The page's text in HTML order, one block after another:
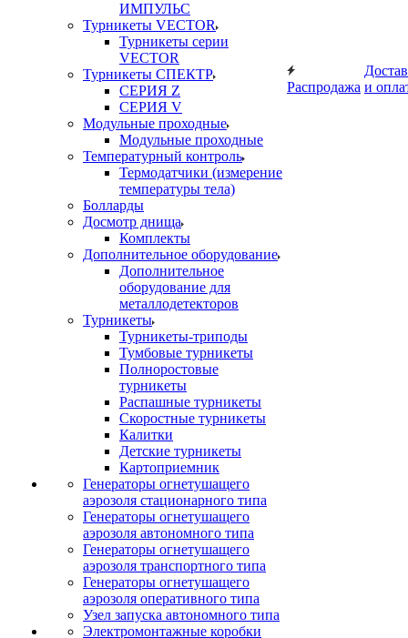
ИМПУЛЬС
Турникеты VECTOR
Турникеты серии
VECTOR
Турникеты СПЕКТР
СЕРИЯ Z
СЕРИЯ V
Модульные проходные
Модульные проходные
Температурный контроль
Термодатчики (измерение
температуры тела)
Болларды
Досмотр днища
Комплекты
Дополнительное оборудование
Дополнительное
оборудование для
металлодетекторов
Турникеты
Турникеты-триподы
Тумбовые турникеты
Полноростовые
турникеты
Распашные турникеты
Скоростные турникеты
Калитки
Детские турникеты
Картоприемник
Генераторы огнетушащего
аэрозоля стационарного типа
Генераторы огнетушащего
аэрозоля автономного типа
Генераторы огнетушащего
аэрозоля транспортного типа
Генераторы огнетушащего
аэрозоля оперативного типа
Узел запуска автономного типа
Электромонтажные коробки
Распродажа и